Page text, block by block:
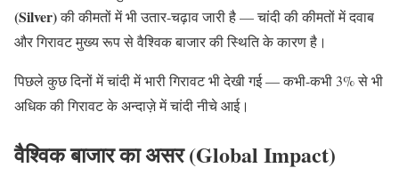
(Silver)की कीमतों में भी उतार-चढ़ाव जारी है — चांदी की कीमतों में दवाब
और गिरावट मुख्य रूप से वैश्विक बाजार की स्थिति के कारण है।
पिछले कुछ दिनों में चांदी में भारी गिरावट भी देखी गई — कभी-कभी 3% से भी
अधिक की गिरावट के अन्दाज़े में चांदी नीचे आई।
वैश्विक बाजार का असर (Global Impact)